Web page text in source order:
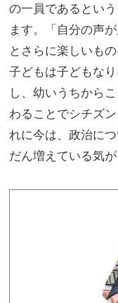
の一員であるとい
ます。「自分の声
とさらに楽しいも
子どもは子どもな
し、幼いうちから
わることでシチズ
れに今は、政治に
だん増えている気が